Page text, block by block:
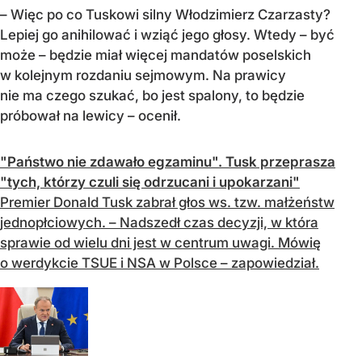
– Więc po co Tuskowi silny Włodzimierz Czarzasty?
Lepiej go anihilować i wziąć jego głosy. Wtedy – być
może – będzie miał więcej mandatów poselskich
w kolejnym rozdaniu sejmowym. Na prawicy
nie ma czego szukać, bo jest spalony, to będzie
próbował na lewicy – ocenił.
"Państwo nie zdawało egzaminu". Tusk przeprasza
"tych, którzy czuli się odrzucani i upokarzani"
Premier Donald Tusk zabrał głos ws. tzw. małżeństw
jednopłciowych. – Nadszedł czas decyzji, w która
sprawie od wielu dni jest w centrum uwagi. Mówię
o werdykcie TSUE i NSA w Polsce – zapowiedział.